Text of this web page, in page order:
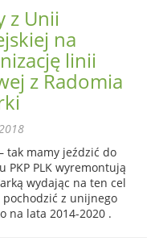
z Unii
na
linii
z Radomia
tak mamy jeździć do
PKP PLK wyremontują
wydając na ten cel
pochodzić z unijnego
na lata 2014-2020 .